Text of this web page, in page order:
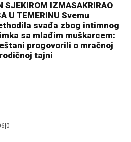
SJEKIROM IZMASAKRIRAO
U TEMERINU Svemu
svađa zbog intimnog
sa mlađim muškarcem:
progovorili o mračnoj
tajni
0